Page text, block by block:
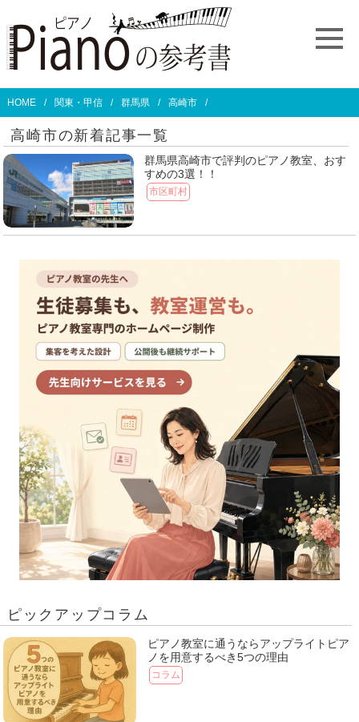
HOME 関東・甲信 群馬県 高崎市
高崎市の新着記事一覧
群馬県高崎市で評判のピアノ教室、おす
すめの3選！！
市区町村
ピックアップコラム
ピアノ教室に通うならアップライトピア
ノを用意するべき5つの理由
コラム